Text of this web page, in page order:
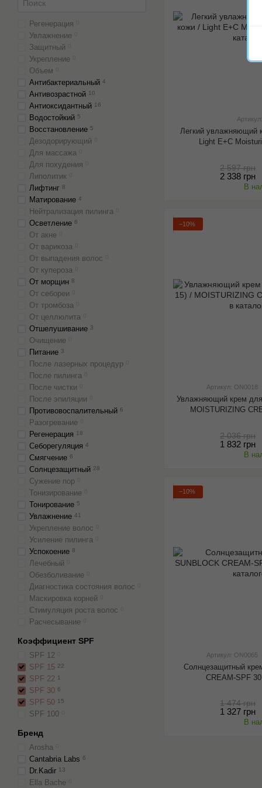
Легкий увлажняющий
Light E+C
2 597 грн
2 338 грн
В
−10%
Артикул: ON0018
Увлажняющий крем
MOISTURIZING
2 036 грн
1 832 грн
В
−10%
Артикул: ON0065
Солнцезащитный
CREAM-SPF
1 474 грн
1 327 грн
В
Регенерация
Увлажнение
Защитный
Укрепление
Объем
Антибактериальный 4
Антивозрастной 10
Антиоксидантный 16
Водостойкий 5
Восстановление 5
Дезодорирующий
Для массажа
Для похудения
Липолитик
Лифтинг 8
Матирование 4
Нейтрализация пилинга
Осветление 6
От акне
От варикоза
От выпадения волос
От купероза
От морщин 8
От себореи
От тромбоза
От целлюлита
Отшелушивание 3
Очищение
Питание 3
После лазерных процедур
После пилинга
После чистки
После эпиляции
Противовоспалительный 6
Разогревание
Регенерация 18
Себорегуляция 4
Смягчение 6
Солнцезащитный 28
Сужение пор
Тонизирование
Тонирование 5
Увлажнение 41
Укрепление волос
Усиление пилинга
Успокоение 8
Лечебный
Обезболивание
Диагностика состояния волос
Маскировка корней
Стимуляция роста волос
Расчесывание
Коэффициент SPF
SPF 12
SPF 15 22
SPF 22 1
SPF 30 6
SPF 50 15
SPF 100
Бренд
Arosha
Cantabria Labs 6
Dr.Kadir 13
Ella Bache